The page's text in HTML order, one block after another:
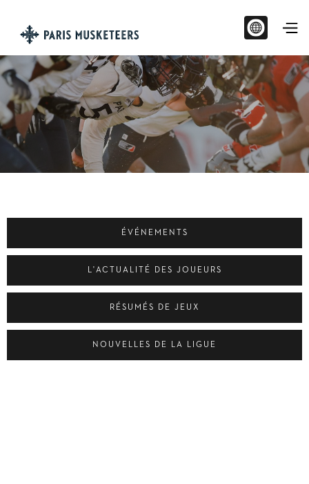
ÉVÉNEMENTS
L'ACTUALITÉ DES JOUEURS
RÉSUMÉS DE JEUX
NOUVELLES DE LA LIGUE